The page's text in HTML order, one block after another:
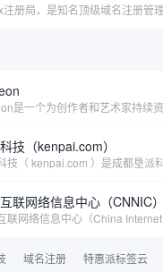
技（kenpai.com）
联网络信息中心（CNNIC）
域名注册 特惠派标签云